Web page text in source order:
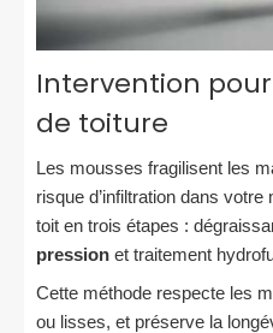
Intervention
de toiture
Les mousses fragilisent les
risque d’infiltration dans
toit en trois étapes :
pression et traitement
Cette méthode respecte les
ou lisses, et préserve la